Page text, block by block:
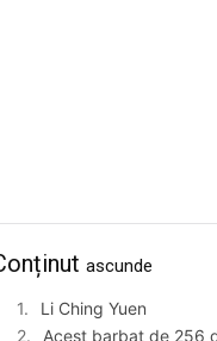
ascunde
Li Ching Yuen
Acest barbat de 256